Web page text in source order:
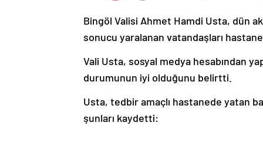
Bingöl Valisi Ahmet Hamdi Usta, dün
sonucu yaralanan vatandaşları
Vali Usta, sosyal medya hesabından
durumunun iyi olduğunu belirtti.
Usta, tedbir amaçlı hastanede yatan
şunları kaydetti: